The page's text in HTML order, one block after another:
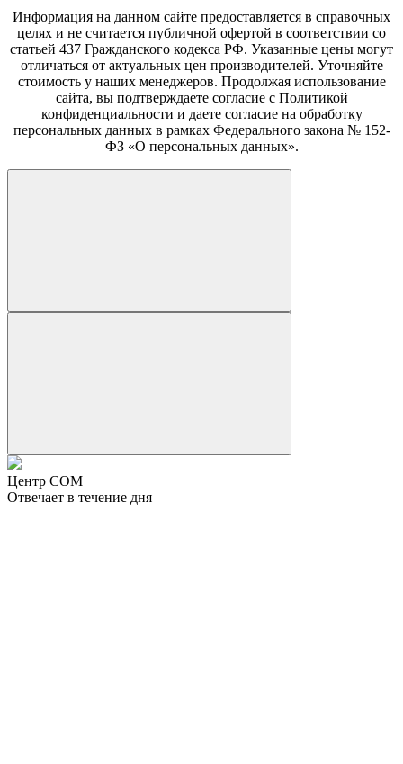
Информация на данном сайте предоставляется в справочных
целях и не считается публичной офертой в соответствии со
статьей 437 Гражданского кодекса РФ. Указанные цены могут
отличаться от актуальных цен производителей. Уточняйте
стоимость у наших менеджеров. Продолжая использование
сайта, вы подтверждаете согласие с Политикой
конфиденциальности и даете согласие на обработку
персональных данных в рамках Федерального закона № 152-
ФЗ «О персональных данных».
Центр СОМ
Отвечает в течение дня